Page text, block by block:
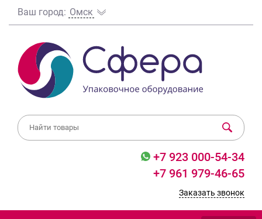
Ваш город: Омск
+7 923 000-54-34
+7 961 979-46-65
Заказать звонок